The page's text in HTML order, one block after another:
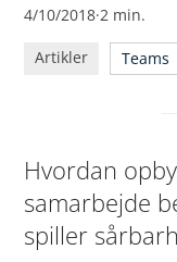
4/10/2018·2 min.
Artikler Teams
Hvordan
samarbejde
spiller